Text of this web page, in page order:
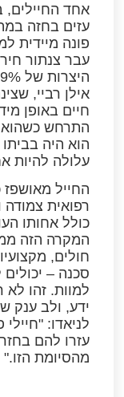
עזים בחזה
עבר צנתור
אילן רביי,
חיים באופן
התרחש כשהוא
הוא היה
עלולה להיות
החייל
רפואית
כולל אחותו
המקרה הזה
חולים,
סכנה –
למוות. זהו לא
ידע, ולב ענק
לניאדו:
עזרו להם
מהסיומת הזו."